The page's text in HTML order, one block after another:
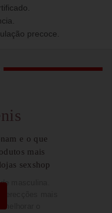
precoce.
e o que
mais
sexshop
masculina.
erecções mais
o